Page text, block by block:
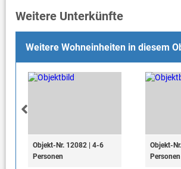
Weitere Unterkünfte
Weitere Wohneinheiten in diesem
Objekt-Nr. 12082 | 4-6
Personen
Objekt-
Personen